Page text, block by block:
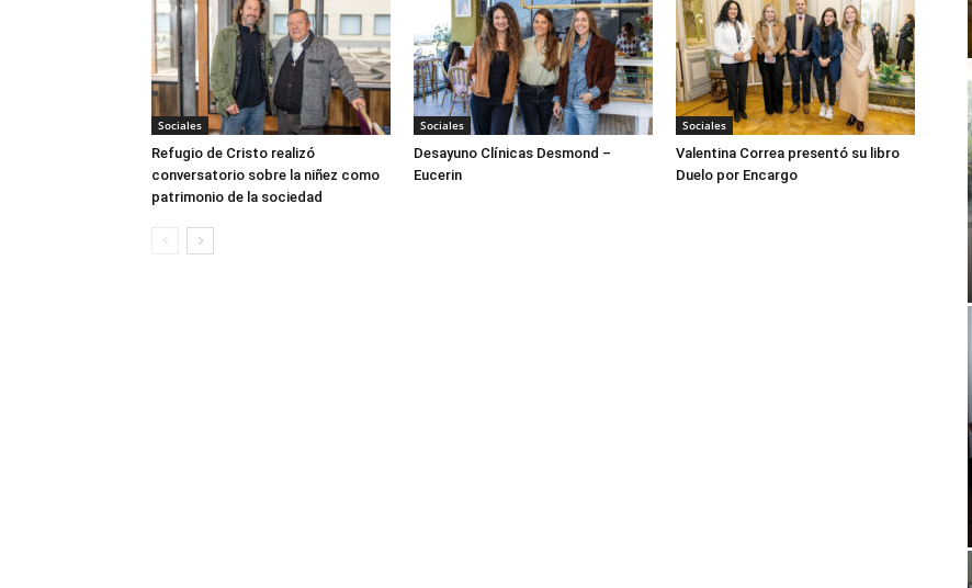
Sociales
Refugio de Cristo realizó
conversatorio sobre la niñez como
patrimonio de la sociedad
Sociales
Desayuno Clínicas Desmond –
Eucerin
Sociales
Valentina Correa presentó su libro
Duelo por Encargo